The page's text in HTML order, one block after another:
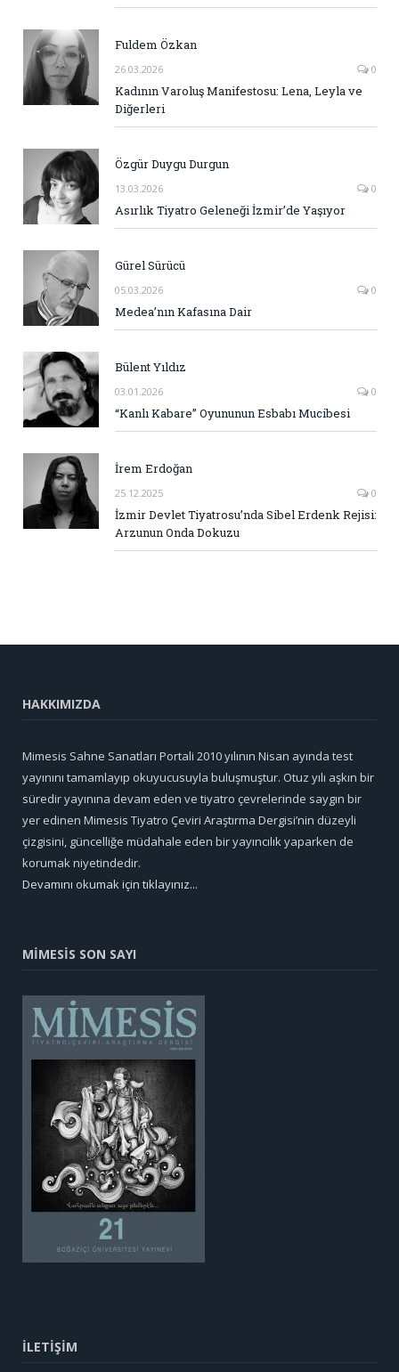
Fuldem Özkan
26.03.2026 0
Kadının Varoluş Manifestosu: Lena, Leyla ve
Diğerleri
Özgür Duygu Durgun
13.03.2026 0
Asırlık Tiyatro Geleneği İzmir’de Yaşıyor
Gürel Sürücü
05.03.2026 0
Medea’nın Kafasına Dair
Bülent Yıldız
03.01.2026 0
“Kanlı Kabare” Oyununun Esbabı Mucibesi
İrem Erdoğan
25.12.2025 0
İzmir Devlet Tiyatrosu’nda Sibel Erdenk Rejisi:
Arzunun Onda Dokuzu
HAKKIMIZDA
Mimesis Sahne Sanatları Portali 2010 yılının Nisan ayında test
yayınını tamamlayıp okuyucusuyla buluşmuştur. Otuz yılı aşkın bir
süredir yayınına devam eden ve tiyatro çevrelerinde saygın bir
yer edinen Mimesis Tiyatro Çeviri Araştırma Dergisi’nin düzeyli
çizgisini, güncelliğe müdahale eden bir yayıncılık yaparken de
korumak niyetindedir.
Devamını okumak için tıklayınız...
MİMESİS SON SAYI
İLETİŞİM